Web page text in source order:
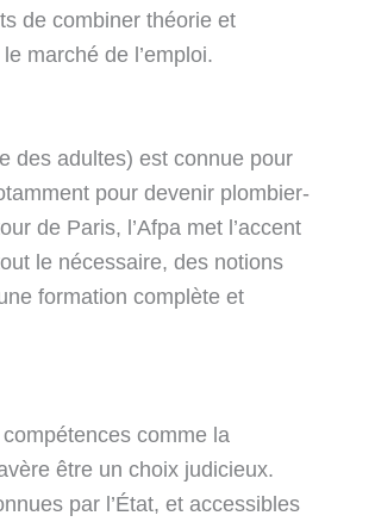
de combiner théorie et
marché de l’emploi.
des adultes) est connue pour
pour devenir plombier-
de Paris, l’Afpa met l’accent
le nécessaire, des notions
formation complète et
comme la
être un choix judicieux.
par l’État, et accessibles